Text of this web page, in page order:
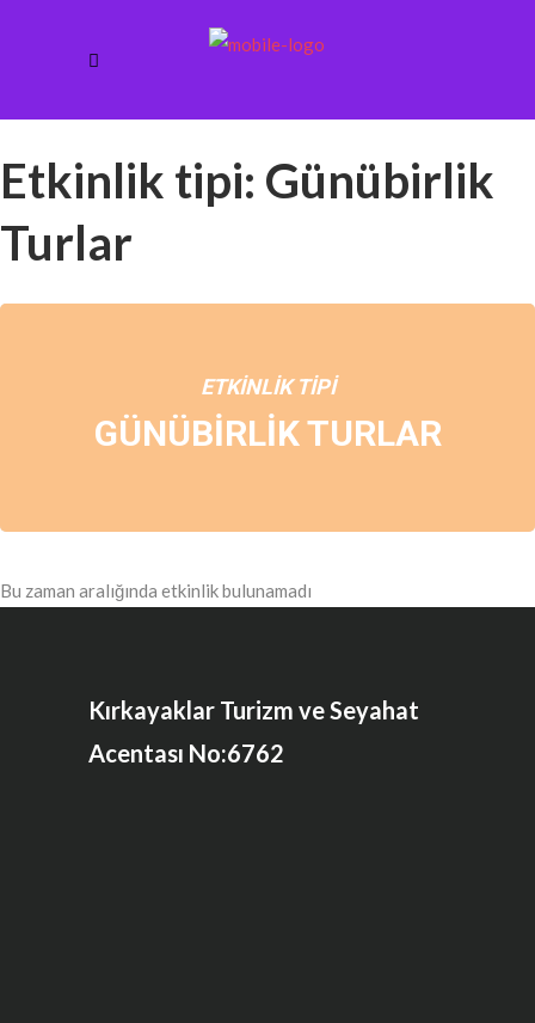
Etkinlik tipi: Günübirlik
Turlar
ETKINLIK TIPI
GÜNÜBIRLIK TURLAR
Bu zaman aralığında etkinlik bulunamadı
Kırkayaklar Turizm ve Seyahat
Acentası No:6762